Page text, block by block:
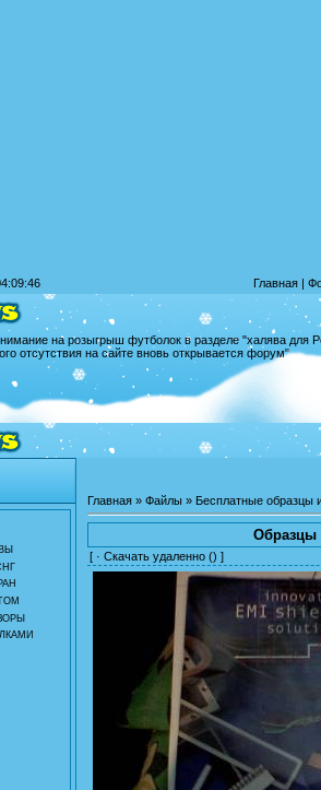
Главная|
на розыгрыш футболок в разделе "халява для
отсутствия на сайте вновь открывается форум"
Главная » Файлы » Бесплатные образцы
Образцы
[ · Скачать удаленно () ]